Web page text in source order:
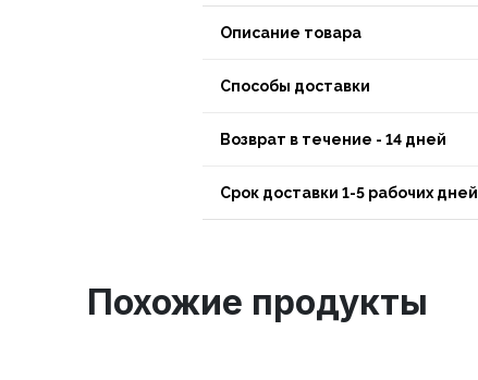
Описание товара
Способы доставки
Возврат в течение - 14 дней
Срок доставки 1-5 рабочих дней
Похожие продукты